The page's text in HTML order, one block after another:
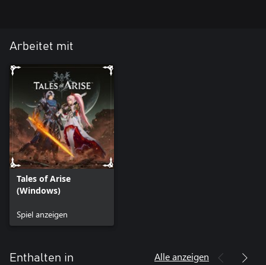
Arbeitet mit
Tales of Arise
(Windows)
Spiel anzeigen
Enthalten in Alle anzeigen